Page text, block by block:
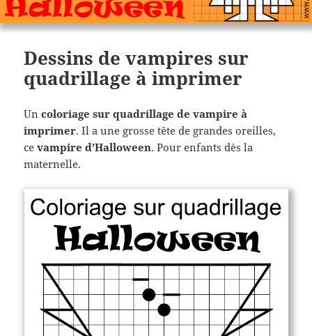
Dessins de vampires sur
quadrillage à imprimer
Uncoloriage sur quadrillage de vampire à
imprimer. Il a une grosse tête de grandes oreilles,
cevampire d’Halloween. Pour enfants dès la
maternelle.